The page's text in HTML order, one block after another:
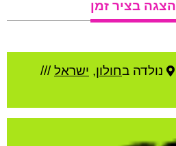
הצגה בציר זמן
נולדה בחולון, ישראל///